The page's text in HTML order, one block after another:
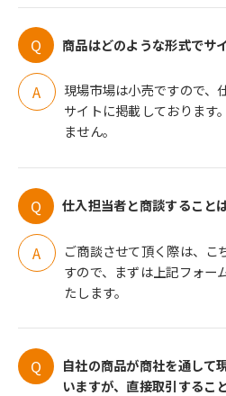
商品はどのような形式でサ
現場市場は小売ですので、
サイトに掲載しております
ません。
仕入担当者と商談すること
ご商談させて頂く際は、こ
すので、まずは上記フォー
たします。
自社の商品が商社を通して
いますが、直接取引するこ